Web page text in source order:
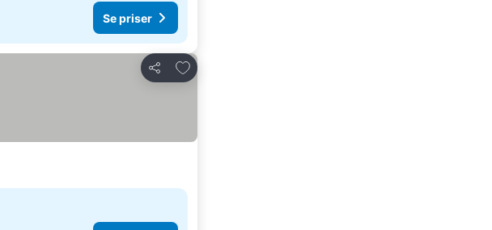
Se priser
Del
Legg til i favoritter